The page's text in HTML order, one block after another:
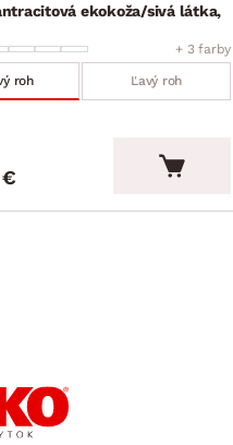
ekokoža/sivá látka,
+ 3 farby
roh Ľavý roh